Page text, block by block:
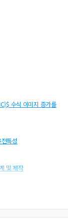
수식 이미지 증가를
특성
및 제작